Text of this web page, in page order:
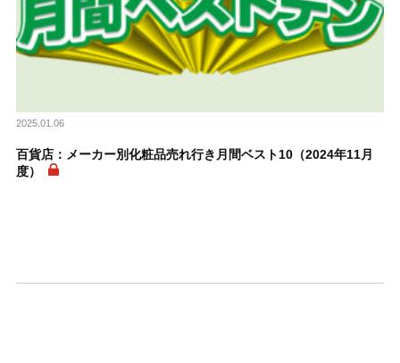
2025.01.06
百貨店：メーカー別化粧品売れ行き月間ベスト10（2024年11月
度）